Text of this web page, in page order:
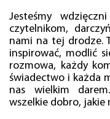
Jesteśmy
czytelnikom,
nami na tej drodze.
inspirować, modlić
rozmowa, każdy
świadectwo i każda
nas wielkim
wszelkie dobro, jakie